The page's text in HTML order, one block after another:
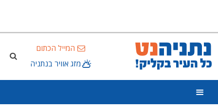
המייל הכתום
מזג אוויר בנתניה